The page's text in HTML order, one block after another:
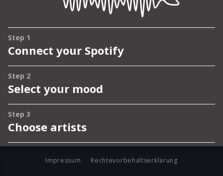
Impressum Rechtevorbehaltserklärung